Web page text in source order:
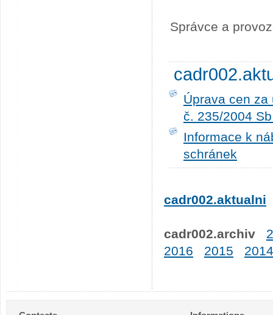
Správce a
Úprava cen
č. 235/2004
Informace k
schránek
cadr002.aktualni
cadr002.archiv
2016
2015 2014